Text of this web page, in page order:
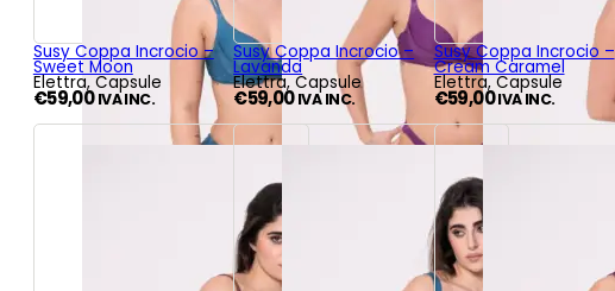
Susy Coppa Incrocio –
Sweet Moon
Elettra, Capsule
€59,00 IVA INC.
Susy Coppa Incrocio –
Lavanda
Elettra, Capsule
€59,00IVA INC.
Susy Coppa Incrocio –
Cream Caramel
Elettra, Capsule
€59,00IVA INC.